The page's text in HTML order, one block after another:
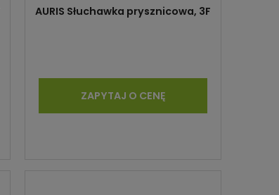
AURIS Słuchawka prysznicowa, 3F
ZAPYTAJ O CENĘ